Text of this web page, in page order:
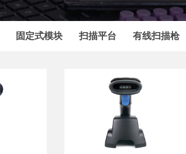
固定式模块 扫描平台 有线扫描枪